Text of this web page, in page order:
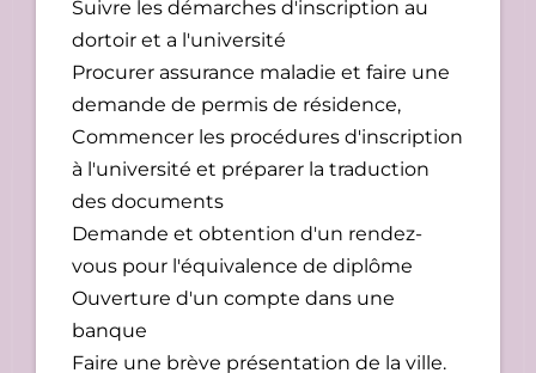
Suivre les démarches d'inscription au
dortoir et a l'université
Procurer assurance maladie et faire une
demande de permis de résidence,
Commencer les procédures d'inscription
à l'université et préparer la traduction
des documents
Demande et obtention d'un rendez-
vous pour l'équivalence de diplôme
Ouverture d'un compte dans une
banque
Faire une brève présentation de la ville.